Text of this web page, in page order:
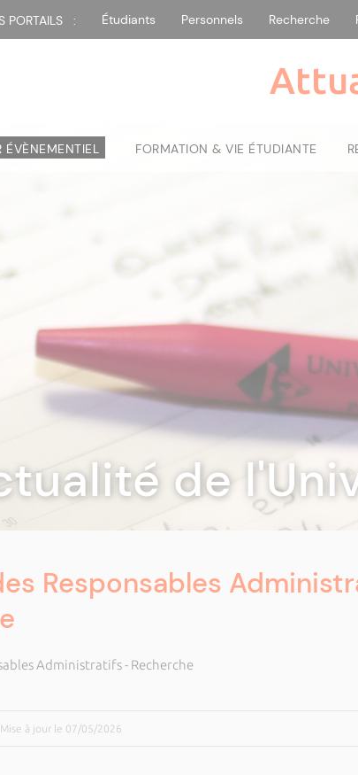
PORTAILS : Étudiants Personnels Recherche
ÉVÈNEMENTIEL FORMATION & VIE ÉTUDIANTE
de
Responsables
Administratifs - Recherche
Mise à jour le 07/05/2026